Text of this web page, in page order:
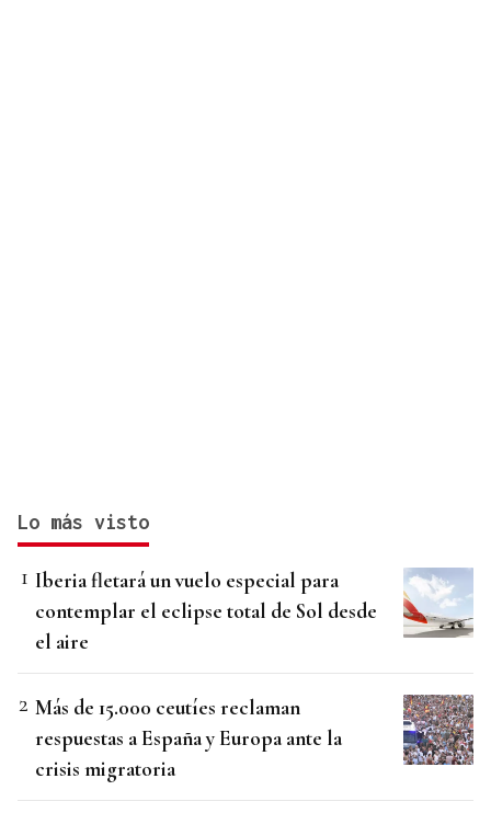
Lo más visto
Iberia fletará un vuelo especial para
contemplar el eclipse total de Sol desde
el aire
Más de 15.000 ceutíes reclaman
respuestas a España y Europa ante la
crisis migratoria